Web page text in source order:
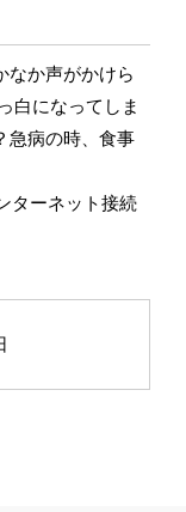
なか声がかけら
白になってしま
急病の時、食事
ターネット接続